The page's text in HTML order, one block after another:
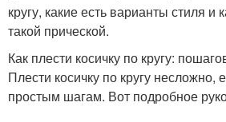
кругу, какие есть варианты стиля и
такой прической.
Как плести косичку по кругу:
Плести косичку по кругу несложно,
простым шагам. Вот подробное